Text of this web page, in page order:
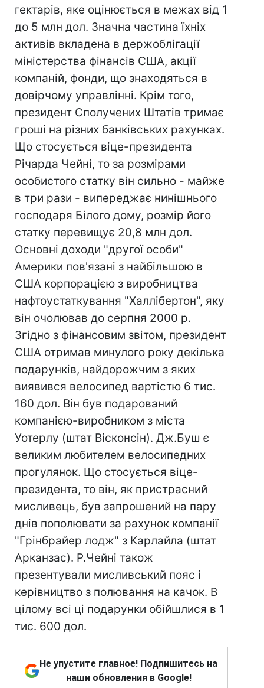
гектарів, яке оцінюється в межах від 1
до 5 млн дол. Значна частина їхніх
активів вкладена в держоблігації
міністерства фінансів США, акції
компаній, фонди, що знаходяться в
довірчому управлінні. Крім того,
президент Сполучених Штатів тримає
гроші на різних банківських рахунках.
Що стосується віце-президента
Річарда Чейні, то за розмірами
особистого статку він сильно - майже
в три рази - випереджає нинішнього
господаря Білого дому, розмір його
статку перевищує 20,8 млн дол.
Основні доходи "другої особи"
Америки пов'язані з найбільшою в
США корпорацією з виробництва
нафтоустаткування "Халлібертон", яку
він очолював до серпня 2000 р.
Згідно з фінансовим звітом, президент
США отримав минулого року декілька
подарунків, найдорожчим з яких
виявився велосипед вартістю 6 тис.
160 дол. Він був подарований
компанією-виробником з міста
Уотерлу (штат Вісконсін). Дж.Буш є
великим любителем велосипедних
прогулянок. Що стосується віце-
президента, то він, як пристрасний
мисливець, був запрошений на пару
днів пополювати за рахунок компанії
"Грінбрайер лодж" з Карлайла (штат
Арканзас). Р.Чейні також
презентували мисливський пояс і
керівництво з полювання на качок. В
цілому всі ці подарунки обійшлися в 1
тис. 600 дол.
Не упустите главное! Подпишитесь на
наши обновления в Google!